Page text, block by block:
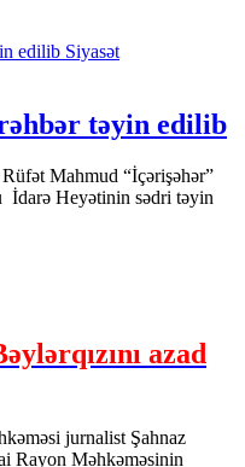
Siyasət
təyin edilib
Rüfət Mahmud “İçərişəhər”
İdarə Heyətinin sədri təyin
azad
jurnalist Şahnaz
Rayon Məhkəməsinin